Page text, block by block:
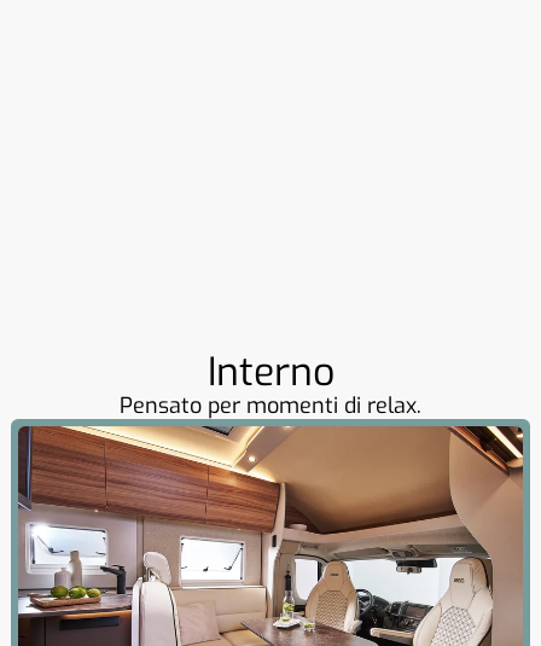
Interno
Pensato per momenti di relax.